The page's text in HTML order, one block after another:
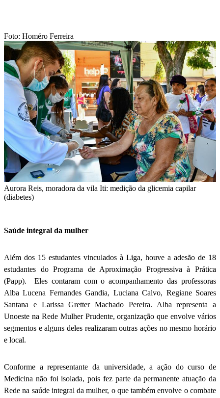
Foto: Homéro Ferreira
Aurora Reis, moradora da vila Iti: medição da glicemia capilar
(diabetes)
Saúde integral da mulher
Além dos 15 estudantes vinculados à Liga, houve a adesão de 18
estudantes do Programa de Aproximação Progressiva à Prática
(Papp). Eles contaram com o acompanhamento das professoras
Alba Lucena Fernandes Gandia, Luciana Calvo, Regiane Soares
Santana e Larissa Gretter Machado Pereira. Alba representa a
Unoeste na Rede Mulher Prudente, organização que envolve vários
segmentos e alguns deles realizaram outras ações no mesmo horário
e local.
Conforme a representante da universidade, a ação do curso de
Medicina não foi isolada, pois fez parte da permanente atuação da
Rede na saúde integral da mulher, o que também envolve o combate